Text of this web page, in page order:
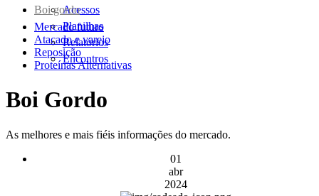
Acessos
Planilhas
Relatórios
Encontros
Boi gordo
Mercado futuro
Atacado e varejo
Reposição
Proteínas Alternativas
Boi Gordo
As melhores e mais fiéis informações do mercado.
01
abr
2024